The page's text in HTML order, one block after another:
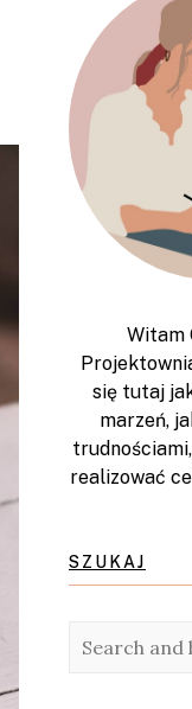
Witam
się tutaj
marzeń,
realizować
SZUKAJ